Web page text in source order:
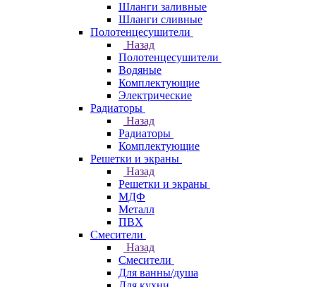
Шланги заливные
Шланги сливные
Полотенцесушители
Назад
Полотенцесушители
Водяные
Комплектующие
Электрические
Радиаторы
Назад
Радиаторы
Комплектующие
Решетки и экраны
Назад
Решетки и экраны
МДФ
Металл
ПВХ
Смесители
Назад
Смесители
Для ванны/душа